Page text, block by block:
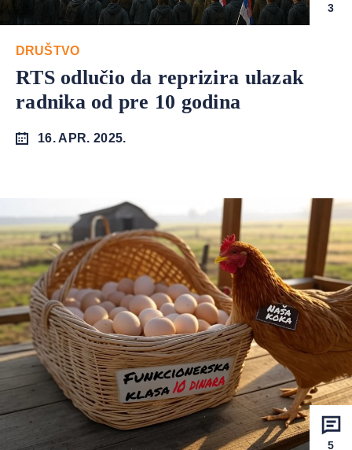
3
DRUŠTVO
RTS odlučio da reprizira ulazak
radnika od pre 10 godina
16. APR. 2025.
5